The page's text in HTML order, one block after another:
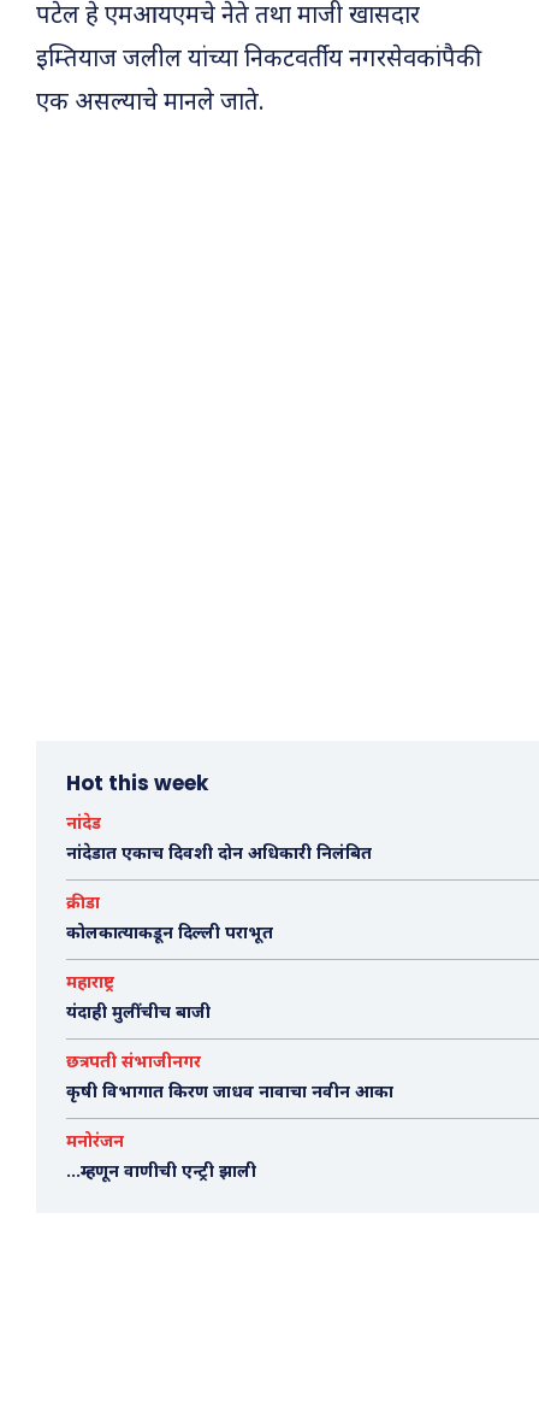
पटेल हे एमआयएमचे नेते तथा माजी खासदार
इम्तियाज जलील यांच्या निकटवर्तीय नगरसेवकांपैकी
एक असल्याचे मानले जाते.
Hot this week
नांदेड
नांदेडात एकाच दिवशी दोन अधिकारी निलंबित
क्रीडा
कोलकात्याकडून दिल्ली पराभूत
महाराष्ट्र
यंदाही मुलींचीच बाजी
छत्रपती संभाजीनगर
कृषी विभागात किरण जाधव नावाचा नवीन आका
मनोरंजन
…म्हणून वाणीची एन्ट्री झाली